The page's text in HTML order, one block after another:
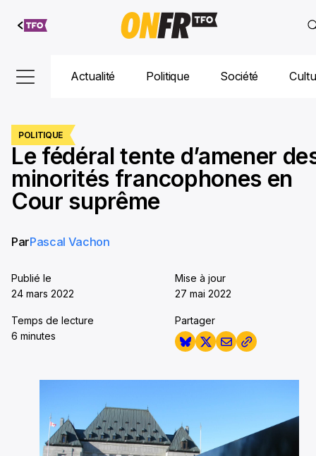
Aller au
contenu
Actualité Politique Société
POLITIQUE
Le fédéral tente d’amener
minorités francophones en
Cour suprême
ParPascal Vachon
Publié le
24 mars 2022
Mise à jour
27 mai 2022
Temps de lecture
6 minutes
Partager